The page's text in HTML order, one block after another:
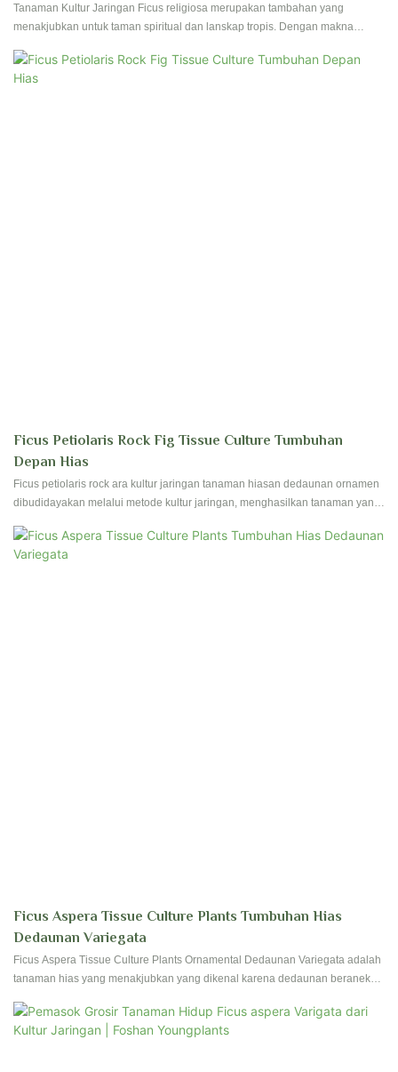
Tanaman Kultur Jaringan Ficus religiosa merupakan tambahan yang
menakjubkan untuk taman spiritual dan lanskap tropis. Dengan makna
menghadirkan rasa ketenangan dan kedamaian di ruang luar mana pun.
Ficus Petiolaris Rock Fig Tissue Culture Tumbuhan
Depan Hias
Ficus petiolaris rock ara kultur jaringan tanaman hiasan dedaunan ornamen
dibudidayakan melalui metode kultur jaringan, menghasilkan tanaman yang
ideal untuk menambahkan sentuhan tanaman hijau ke ruang atau
pengaturan taman dalam ruangan
Ficus Aspera Tissue Culture Plants Tumbuhan Hias
Dedaunan Variegata
Ficus Aspera Tissue Culture Plants Ornamental Dedaunan Variegata adalah
tanaman hias yang menakjubkan yang dikenal karena dedaunan beraneka
indoor atau outdoor mana pun. Tanaman yang dikultur jaringan ini mudah
dirawat dan sangat cocok untuk menambahkan semburat warna ke rumah